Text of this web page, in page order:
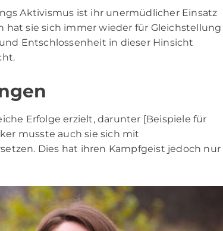
Aktivismus ist ihr unermüdlicher Einsatz
hat sie sich immer wieder für Gleichstellung
Entschlossenheit in dieser Hinsicht
Erfolge erzielt, darunter [Beispiele für
musste auch sie sich mit
Dies hat ihren Kampfgeist jedoch nur